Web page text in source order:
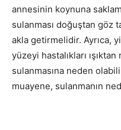
annesinin koynuna
sulanması doğuştan göz
akla getirmelidir. Ayrıca,
yüzeyi hastalıkları
sulanmasına neden
muayene, sulanmanın